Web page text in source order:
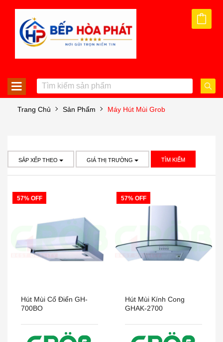
Trang Chủ Sản Phẩm Máy Hút Mùi Grob
SẮP XẾP THEO GIÁ THỊ TRƯỜNG TÌM KIẾM
57% OFF
Hút Mùi Cổ Điển GH-
700BO
57% OFF
Hút Mùi Kính Cong
GHAK-2700